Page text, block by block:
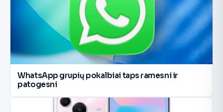
WhatsApp grupių pokalbiai taps ramesni ir
patogesni